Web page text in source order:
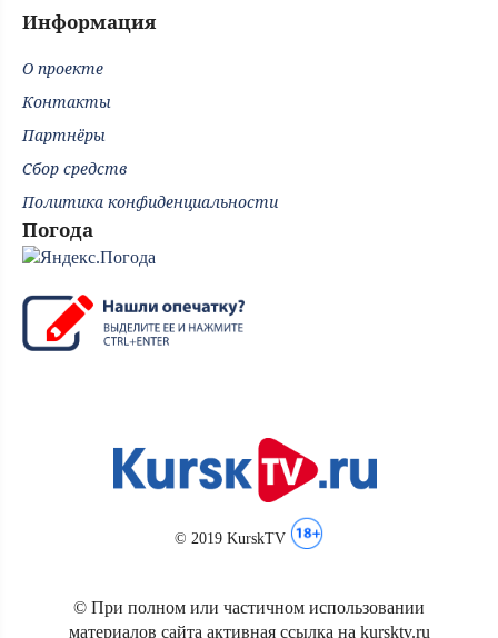
Информация
О проекте
Контакты
Партнёры
Сбор средств
Политика конфиденциальности
Погода
© 2019 KurskTV
© При полном или частичном использовании
материалов сайта активная ссылка на kursktv.ru